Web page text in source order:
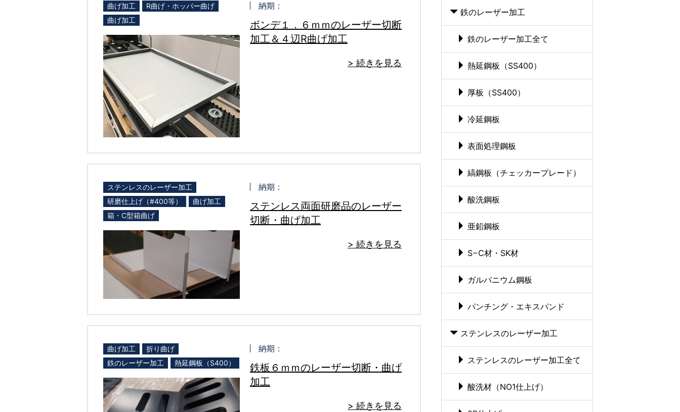
曲げ加工
R曲げ・ホッパー曲げ
曲げ加工
納期：
ボンデ１．６ｍｍのレーザー切断
加工＆４辺R曲げ加工
> 続きを見る
ステンレスのレーザー加工
研磨仕上げ（#400等）
曲げ加工
箱・C型箱曲げ
納期：
ステンレス両面研磨品のレーザー
切断・曲げ加工
> 続きを見る
曲げ加工
折り曲げ
鉄のレーザー加工
熱延鋼板（S400）
納期：
鉄板６ｍｍのレーザー切断・曲げ
加工
> 続きを見る
鉄のレーザー加工
鉄のレーザー加工全て
熱延鋼板（SS400）
厚板（SS400）
冷延鋼板
表面処理鋼板
縞鋼板（チェッカープレード）
酸洗鋼板
亜鉛鋼板
S−C材・SK材
ガルバニウム鋼板
パンチング・エキスパンド
ステンレスのレーザー加工
ステンレスのレーザー加工全て
酸洗材（NO1仕上げ）